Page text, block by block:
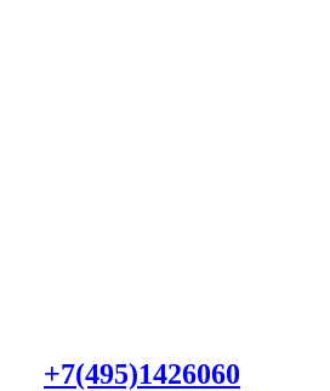
+7(495)1426060